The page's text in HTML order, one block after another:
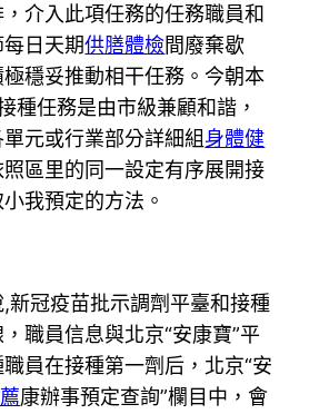
介入此項任務的任務職員和
日天期供膳體檢間廢棄歇
穩妥推動相干任務。今朝本
種任務是由市級兼顧和諧，
元或行業部分詳細組身體健
區里的同一設定有序展開接
我預定的方法。
冠疫苗批示調劑平臺和接種
職員信息與北京“安康寶”平
員在接種第一劑后，北京“安
康辦事預定查詢”欄目中，會